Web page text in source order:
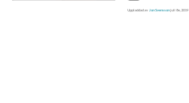
Uppladdad av Jon Svenssonjuli 8e, 2019